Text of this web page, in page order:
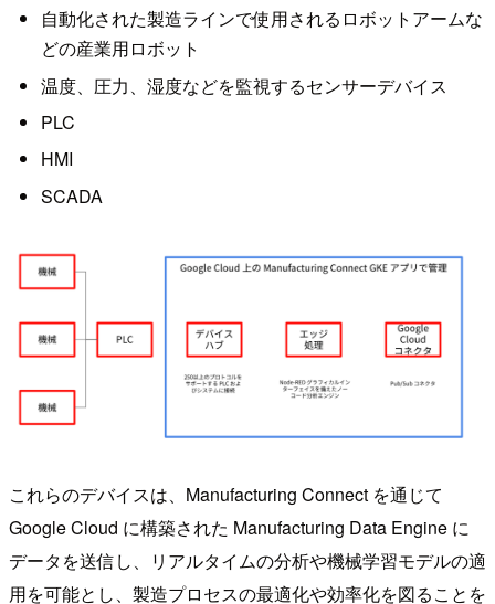
自動化された製造ラインで使用されるロボットアームな
どの産業用ロボット
温度、圧力、湿度などを監視するセンサーデバイス
PLC
HMI
SCADA
これらのデバイスは、Manufacturing Connect を通じて
Google Cloud に構築された Manufacturing Data Engine に
データを送信し、リアルタイムの分析や機械学習モデルの適
用を可能とし、製造プロセスの最適化や効率化を図ることを